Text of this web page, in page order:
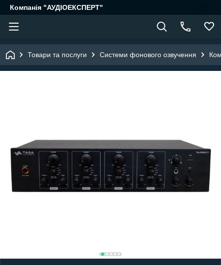
Компанія "АУДІОЕКСПЕРТ"
Товари та послуги Системи фонового озвучення